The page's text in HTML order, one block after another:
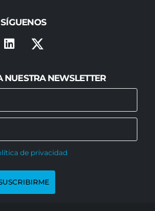
SÍGUENOS
NUESTRA NEWSLETTER
de privacidad